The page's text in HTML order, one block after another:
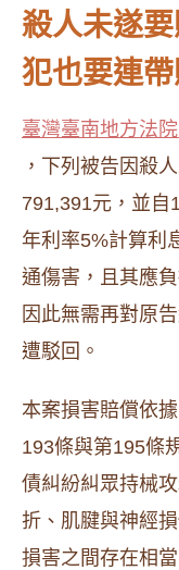
殺人未遂
犯也要連帶
臺灣臺南地方法
，下列被告因殺
791,391元，並自
年利率5%計算利
通傷害，且其應
因此無需再對原
遭駁回。
本案損害賠償依
193條與第195條
債糾紛糾眾持械
折、肌腱與神經
損害之間存在相